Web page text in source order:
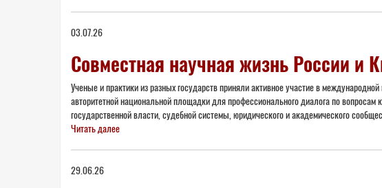
03.07.26
Совместная научная жизнь России и
Ученые и практики из разных государств приняли активное участие в
авторитетной национальной площадки для профессионального диалога по
государственной власти, судебной системы, юридического и академического
Читать далее
29.06.26